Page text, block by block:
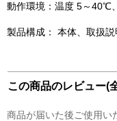
動作環境：温度 5～40℃
製品構成： 本体、取扱
この商品のレビュー(
商品が届いた後ご使用い